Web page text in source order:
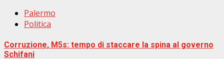
Palermo
Politica
Corruzione, M5s: tempo di staccare la spina al governo
Schifani